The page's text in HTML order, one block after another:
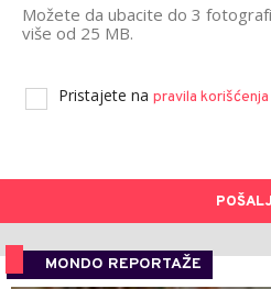
Možete da ubacite do 3
više od 25 MB.
Pristajete na pravila korišćenja
MONDO REPORTAŽE